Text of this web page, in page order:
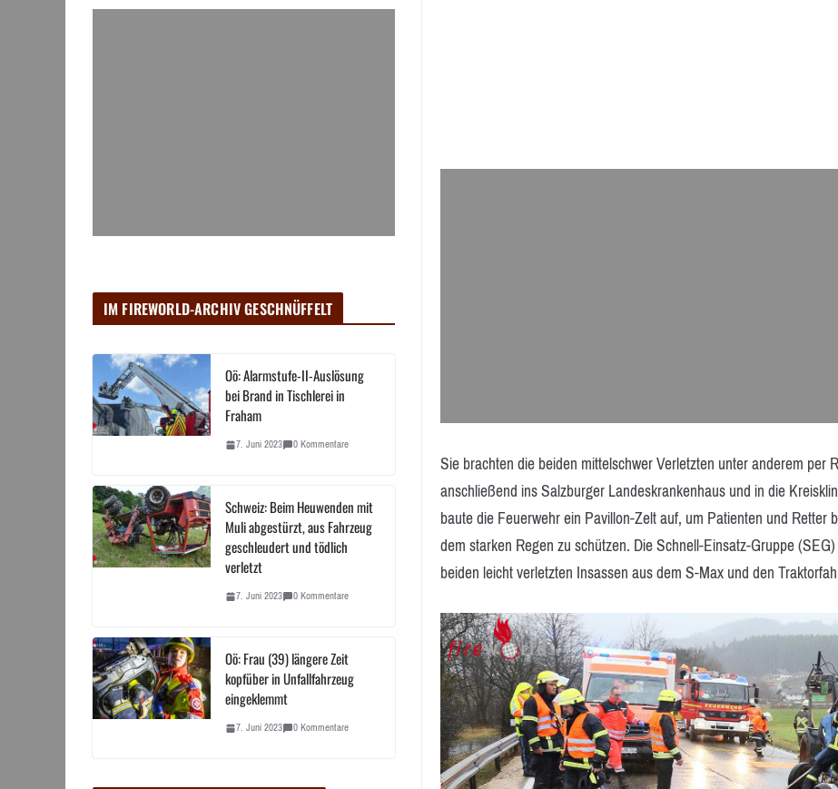
Sie brachten die beiden mittelschwer Verletzten unter anderem per
anschließend ins Salzburger Landeskrankenhaus und in die
baute die Feuerwehr ein Pavillon-Zelt auf, um Patienten und
dem starken Regen zu schützen. Die Schnell-Einsatz-Gruppe
beiden leicht verletzten Insassen aus dem S-Max und den
IM FIREWORLD-ARCHIV GESCHNÜFFELT
Oö: Alarmstufe-II-Auslösung
bei Brand in Tischlerei in
Fraham
7. Juni 2023 0 Kommentare
Schweiz: Beim Heuwenden mit
Muli abgestürzt, aus Fahrzeug
geschleudert und tödlich
verletzt
7. Juni 2023 0 Kommentare
Oö: Frau (39) längere Zeit
kopfüber in Unfallfahrzeug
eingeklemmt
7. Juni 2023 0 Kommentare